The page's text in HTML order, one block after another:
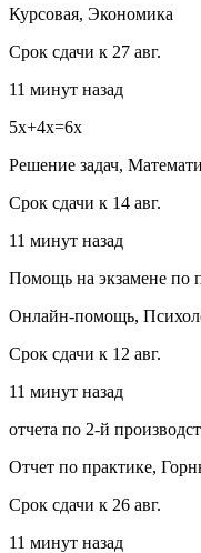
Курсовая, Экономика
Срок сдачи к 27 авг.
11 минут назад
5x+4x=6x
Решение задач,
Срок сдачи к 14 авг.
11 минут назад
Помощь на экзамене по
Онлайн-помощь,
Срок сдачи к 12 авг.
11 минут назад
отчета по 2-й
Отчет по практике,
Срок сдачи к 26 авг.
11 минут назад